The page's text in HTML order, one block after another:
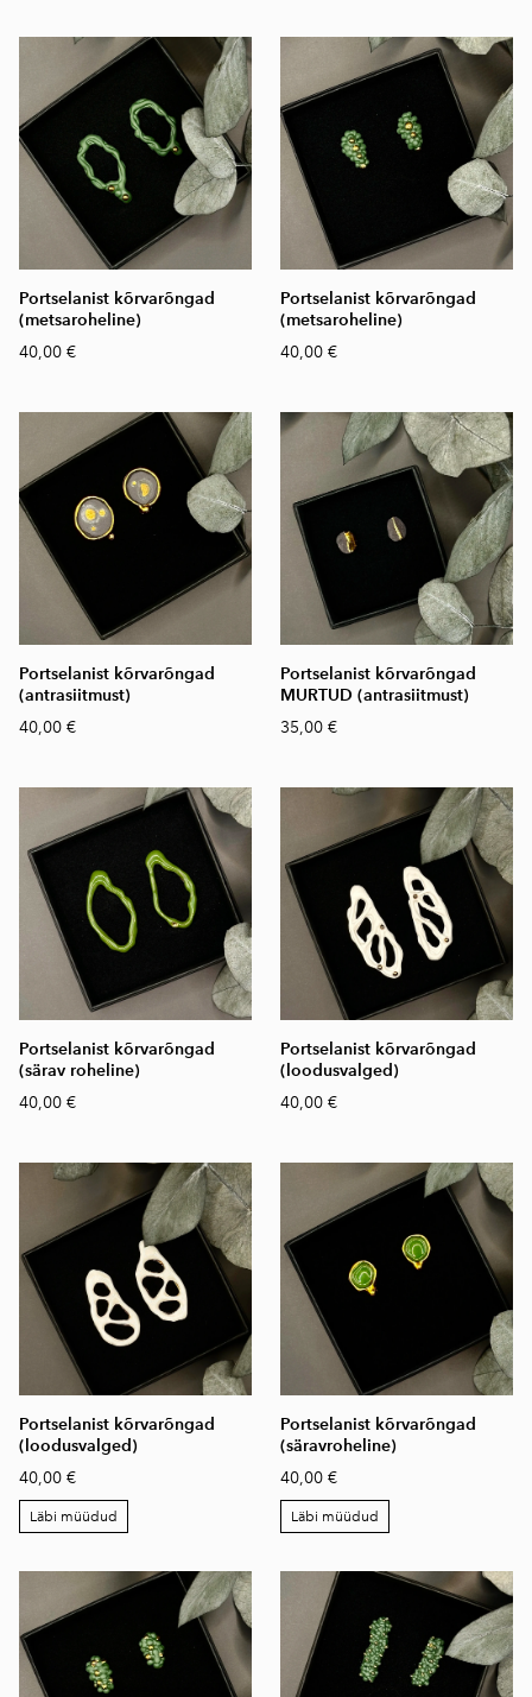
Portselanist kõrvarõngad
(metsaroheline)
40,00 €
Portselanist kõrvarõngad
(metsaroheline)
40,00 €
Portselanist kõrvarõngad
(antrasiitmust)
40,00 €
Portselanist kõrvarõngad
MURTUD (antrasiitmust)
35,00 €
Portselanist kõrvarõngad
(särav roheline)
40,00 €
Portselanist kõrvarõngad
(loodusvalged)
40,00 €
Portselanist kõrvarõngad
(loodusvalged)
40,00 €
Läbi müüdud
Portselanist kõrvarõngad
(säravroheline)
40,00 €
Läbi müüdud